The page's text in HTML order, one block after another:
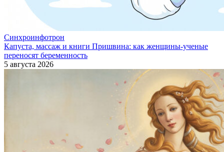
Синхроинфотрон
Капуста, массаж и книги Пришвина: как женщины-ученые
переносят беременность
5 августа 2026